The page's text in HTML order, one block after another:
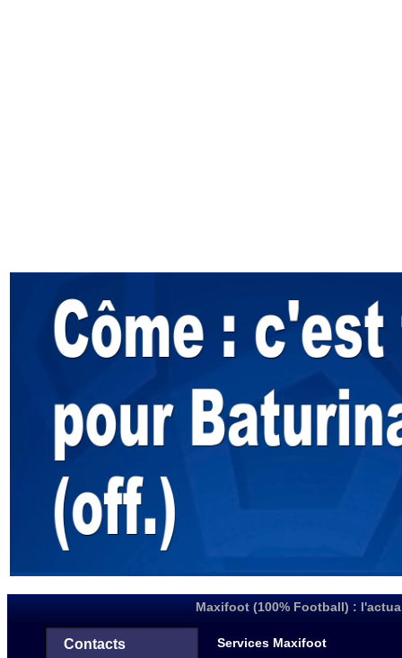
Maxifoot (100% Football) :
Contacts Services Maxifoot